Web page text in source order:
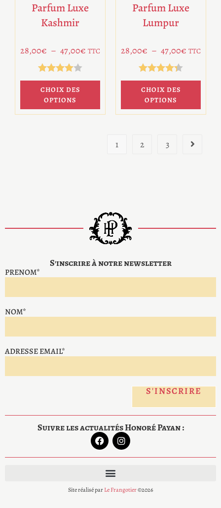
Parfum Luxe
Kashmir
28,00€ – 47,00€ TTC
Note4.00
sur 5
CHOIX DES
OPTIONS
Parfum Luxe
Lumpur
28,00€ – 47,00€ TTC
Note4.33
sur 5
CHOIX DES
OPTIONS
1 2 3
S'inscrire à notre newsletter
PRENOM*
NOM*
ADRESSE EMAIL*
Suivre les actualités Honoré Payan :
Site réalisé parLe Frangotier©2026